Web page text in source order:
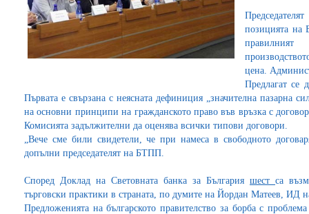
позицията на
цена.
Предлагат се
Първата е свързана с неясната дефиниция „значителна пазарна
на основни принципи на гражданското право във връзка с
Комисията задължителни да оценява всички типови договори.
„Вече сме били свидетели, че при намеса в свободното
допълни председателят на БТПП.
Според Доклад на Световната банка за България шест са
търговски практики в страната, по думите на Йордан Матеев, ИД
Предложенията на българското правителство за борба с